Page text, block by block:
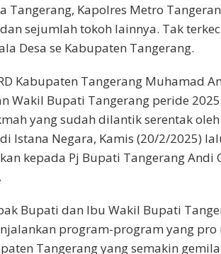
Tangerang, Kapolres Metro
sejumlah tokoh lainnya. Tak
Desa se Kabupaten Tangerang.
Kabupaten Tangerang Muhamad
Wakil Bupati Tangerang peride
yang sudah dilantik serentak
Istana Negara, Kamis (20/2/2025)
kepada Pj Bupati Tangerang Andi
Bupati dan Ibu Wakil Bupati
program-program yang
Tangerang yang semakin